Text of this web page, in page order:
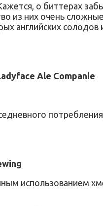
о биттерах
из них очень
английских солодов
Ale Companie
использованием